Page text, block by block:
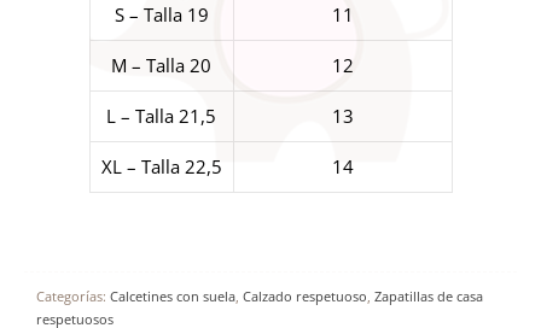
S – Talla 19 11
M – Talla 20 12
L – Talla 21,5 13
XL – Talla 22,5 14
Categorías: Calcetines con suela Calzado respetuoso Zapatillas de casa
respetuosos